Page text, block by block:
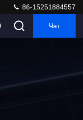
86-15251884557
Чат